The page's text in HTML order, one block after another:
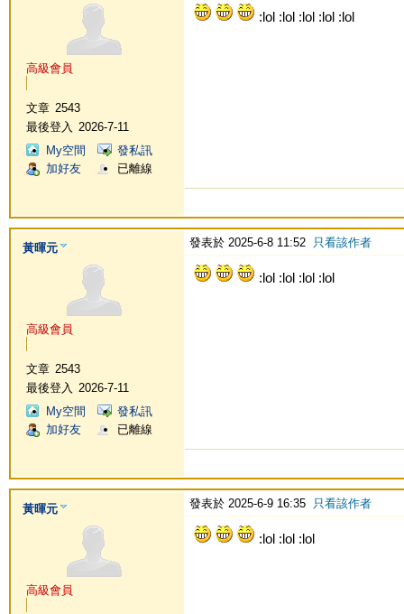
高級會員
文章 2543
最後登入
2026-7-11
My空間
發私訊
加好友
已離線
:lol :lol :lol :lol :lol
黃暉元
高級會員
文章 2543
最後登入
2026-7-11
My空間
發私訊
加好友
已離線
發表於 2025-6-8 11:52 只看該作者
:lol :lol :lol :lol
黃暉元
高級會員
發表於 2025-6-9 16:35 只看該作者
:lol :lol :lol